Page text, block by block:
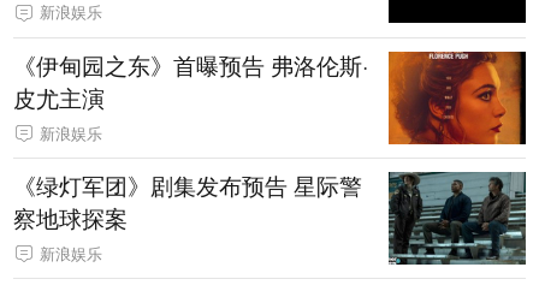
新浪娱乐
《伊甸园之东》首曝预告 弗洛伦斯·
皮尤主演
新浪娱乐
《绿灯军团》剧集发布预告 星际警
察地球探案
新浪娱乐